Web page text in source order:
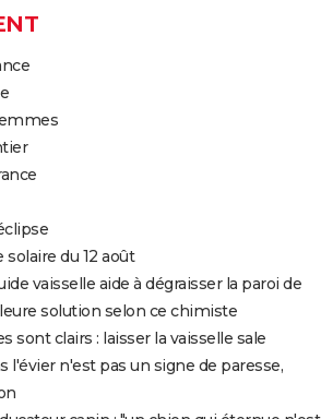
solaire du 12 août
vaisselle aide à dégraisser la paroi de
solution selon ce chimiste
sont clairs : laisser la vaisselle sale
l'évier n'est pas un signe de paresse,